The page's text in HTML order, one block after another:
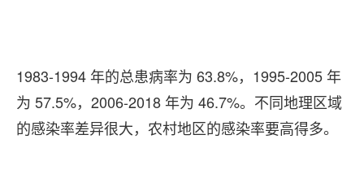
1983-1994 年的总患病率为 63.8%，1995-2005 年
为 57.5%，2006-2018 年为 46.7%。不同地理区域
的感染率差异很大，农村地区的感染率要高得多。